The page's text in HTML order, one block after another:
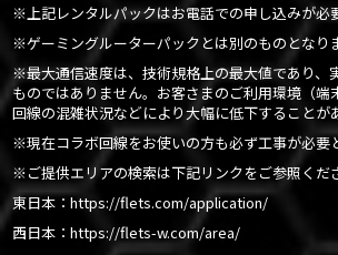
※上記レンタルパックはお電話での申し込みが必
※ゲーミングルーターパックとは別のものとなりま
※最大通信速度は、技術規格上の最大値であり、
ものではありません。お客さまのご利用環境（端
回線の混雑状況などにより大幅に低下することが
※現在コラボ回線をお使いの方も必ず工事が必要
※ご提供エリアの検索は下記リンクをご参照くだ
東日本：https://flets.com/application/
西日本：https://flets-w.com/area/